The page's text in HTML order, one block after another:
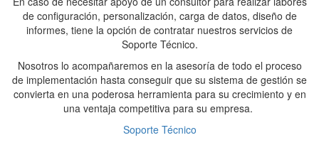
de configuración, personalización, carga de datos, diseño de
informes, tiene la opción de contratar nuestros servicios de
Soporte Técnico.
Nosotros lo acompañaremos en la asesoría de todo el proceso
de implementación hasta conseguir que su sistema de gestión se
convierta en una poderosa herramienta para su crecimiento y en
una ventaja competitiva para su empresa.
Soporte Técnico